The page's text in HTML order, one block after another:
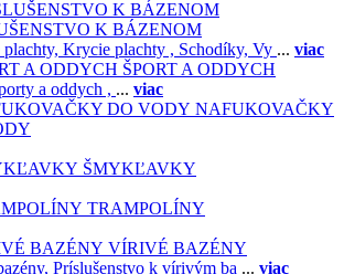
K BÁZENOM
plachty, Krycie plachty , Schodíky, Vy ... viac
ŠPORT A ODDYCH
a oddych , ... viac
NAFUKOVAČKY
ŠMYKĽAVKY
TRAMPOLÍNY
VÍRIVÉ BAZÉNY
Príslušenstvo k vírivým ba ... viac